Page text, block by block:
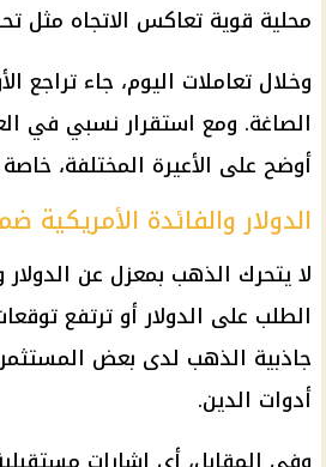
محلية قوية تعاكس الاتجاه مثل
وخلال تعاملات اليوم، جاء
الصاغة. ومع استقرار نسبي في
أوضح على الأعيرة المختلفة،
الدولار والفائدة الأمريكية
لا يتحرك الذهب بمعزل عن
الطلب على الدولار أو ترتفع
جاذبية الذهب لدى بعض
أدوات الدين.